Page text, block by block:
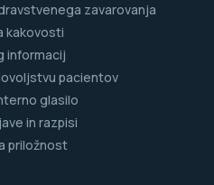
zavarovanja
kakovosti
informacij
pacientov
glasilo
in razpisi
priložnost